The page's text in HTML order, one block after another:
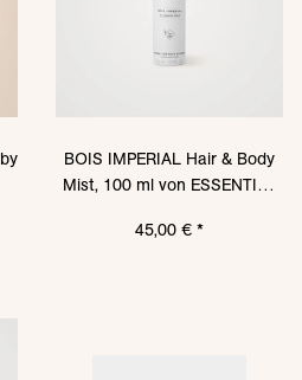
BOIS IMPERIAL Hair & Body
Mist, 100 ml von ESSENTIAL
45,00 € *